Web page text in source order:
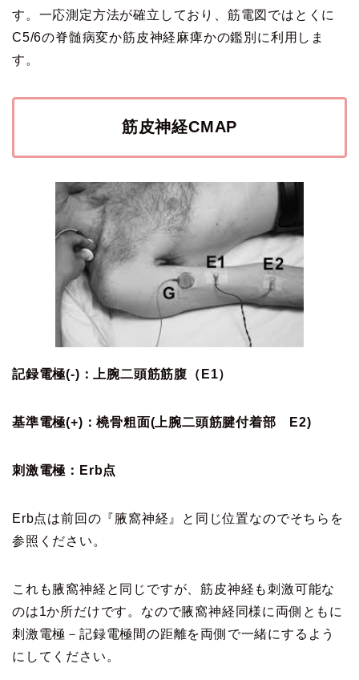
す。一応測定方法が確立しており、筋電図ではとくに
C5/6の脊髄病変か筋皮神経麻痺かの鑑別に利用しま
す。
筋皮神経CMAP
記録電極(-)：上腕二頭筋筋腹（E1）
基準電極(+)：橈骨粗面(上腕二頭筋腱付着部 E2)
刺激電極：Erb点
Erb点は前回の『腋窩神経』と同じ位置なのでそちらを
参照ください。
これも腋窩神経と同じですが、筋皮神経も刺激可能な
のは1か所だけです。なので腋窩神経同様に両側ともに
刺激電極－記録電極間の距離を両側で一緒にするよう
にしてください。